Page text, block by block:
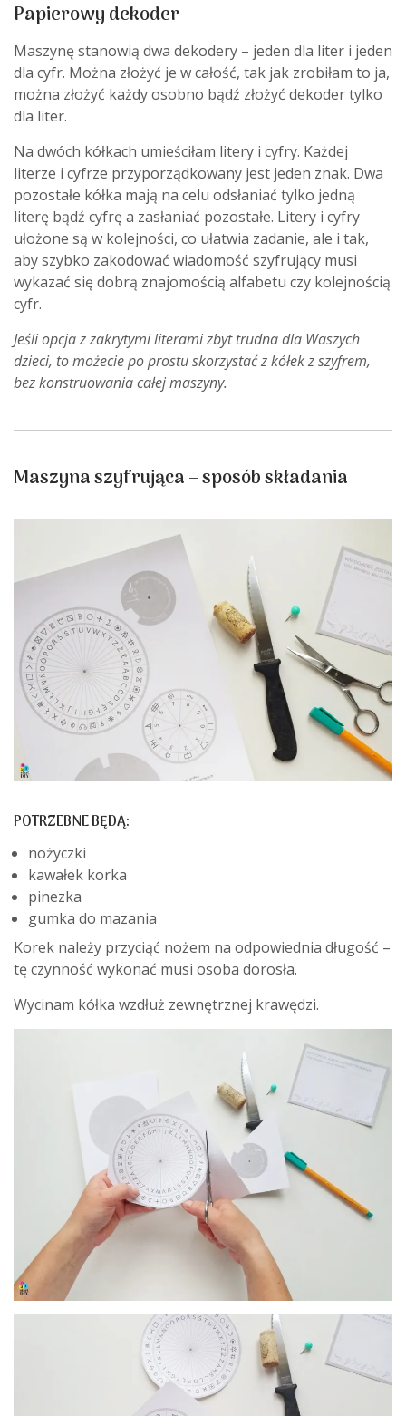
Papierowy dekoder
Maszynę stanowią dwa dekodery – jeden dla liter i jeden
dla cyfr. Można złożyć je w całość, tak jak zrobiłam to ja,
można złożyć każdy osobno bądź złożyć dekoder tylko
dla liter.
Na dwóch kółkach umieściłam litery i cyfry. Każdej
literze i cyfrze przyporządkowany jest jeden znak. Dwa
pozostałe kółka mają na celu odsłaniać tylko jedną
literę bądź cyfrę a zasłaniać pozostałe. Litery i cyfry
ułożone są w kolejności, co ułatwia zadanie, ale i tak,
aby szybko zakodować wiadomość szyfrujący musi
wykazać się dobrą znajomością alfabetu czy kolejnością
cyfr.
Jeśli opcja z zakrytymi literami zbyt trudna dla Waszych
dzieci, to możecie po prostu skorzystać z kółek z szyfrem,
bez konstruowania całej maszyny.
Maszyna szyfrująca – sposób składania
POTRZEBNE BĘDĄ:
nożyczki
kawałek korka
pinezka
gumka do mazania
Korek należy przyciąć nożem na odpowiednia długość –
tę czynność wykonać musi osoba dorosła.
Wycinam kółka wzdłuż zewnętrznej krawędzi.